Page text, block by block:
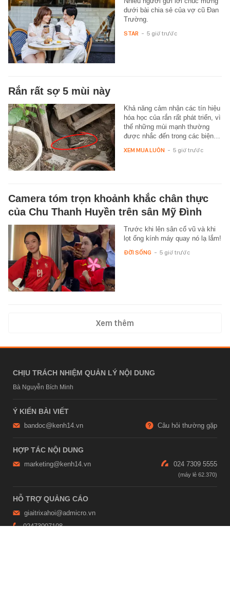
dưới bài chia sẻ của vợ cũ Đan
Trường.
STAR - 5 giờ trước
Rắn rất sợ 5 mùi này
Khả năng cảm nhận các tín hiệu
hóa học của rắn rất phát triển, vì
thế những mùi mạnh thường
được nhắc đến trong các biện…
XEM MUA LUÔN - 5 giờ trước
Camera tóm trọn khoảnh khắc chân thực
của Chu Thanh Huyền trên sân Mỹ Đình
Trước khi lên sân cổ vũ và khi
lọt ống kính máy quay nó lạ lắm!
ĐỜI SỐNG - 5 giờ trước
Xem thêm
CHỊU TRÁCH NHIỆM QUẢN LÝ NỘI DUNG
Bà Nguyễn Bích Minh
Ý KIẾN BÀI VIẾT
bandoc@kenh14.vn Câu hỏi thường gặp
HỢP TÁC NỘI DUNG
marketing@kenh14.vn 024 7309 5555
HỖ TRỢ QUẢNG CÁO
giaitrixahoi@admicro.vn
02473007108